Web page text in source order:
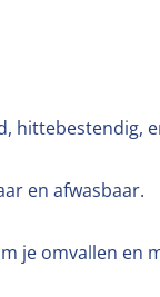
hittebestendig,
en afwasbaar.
je omvallen en